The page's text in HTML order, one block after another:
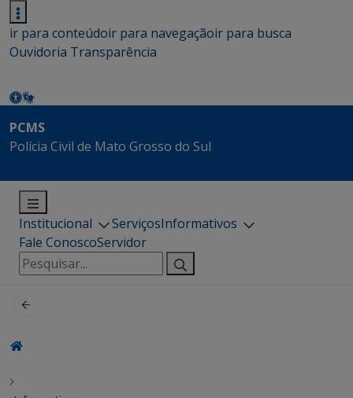
ir para conteúdoir para navegaçãoir para busca
Ouvidoria Transparência
PCMS
Polícia Civil de Mato Grosso do Sul
Institucional ServiçosInformativos
Fale ConoscoServidor
Pesquisar
por: